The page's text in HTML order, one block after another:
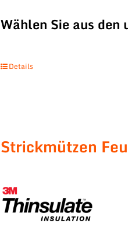
Wählen Sie aus den
Details
Strickmützen